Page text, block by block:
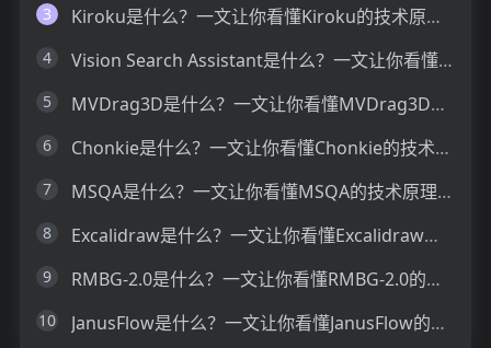
3 Kiroku是什么？一文让你看懂Kiroku的技术原理、主要功能、应用场景
4 Vision Search Assistant是什么？一文让你看懂Vision Search Assistant的技术原理、主要功能、应用场景
5 MVDrag3D是什么？一文让你看懂MVDrag3D的技术原理、主要功能、应用场景
6 Chonkie是什么？一文让你看懂Chonkie的技术原理、主要功能、应用场景
7 MSQA是什么？一文让你看懂MSQA的技术原理、主要功能、应用场景
8 Excalidraw是什么？一文让你看懂Excalidraw的技术原理、主要功能、应用场景
9 RMBG-2.0是什么？一文让你看懂RMBG-2.0的技术原理、主要功能、应用场景
10 JanusFlow是什么？一文让你看懂JanusFlow的技术原理、主要功能、应用场景